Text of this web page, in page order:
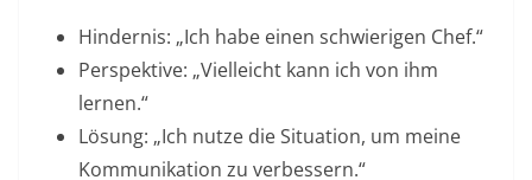
Hindernis: „Ich habe einen schwierigen Chef.“
Perspektive: „Vielleicht kann ich von ihm
lernen.“
Lösung: „Ich nutze die Situation, um meine
Kommunikation zu verbessern.“